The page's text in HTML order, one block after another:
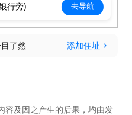
行旁) 去导航
了然 添加住址
容及因之产生的后果，均由发